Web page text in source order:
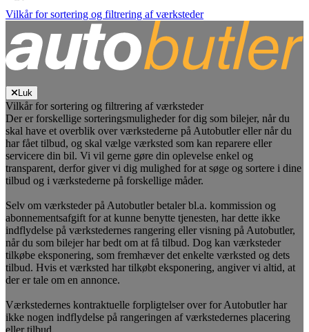
Vilkår for sortering og filtrering af værksteder
Luk
Vilkår for sortering og filtrering af værksteder
Der er forskellige sorteringsmuligheder for dig som bilejer, når du
skal have et overblik over værkstederne på Autobutler eller når du
har fået tilbud, og skal vælge værksted som kan reparere eller
servicere din bil. Vi vil gerne gøre din oplevelse enkel og
transparent, derfor giver vi dig mulighed for at søge og sortere i dine
tilbud og i værkstederne på forskellige måder.
Selv om værksteder på Autobutler betaler bl.a. kommission og
abonnementsafgift for at kunne benytte tjenesten, har dette ikke
indflydelse på værkstedernes rangering eller visning på Autobutler,
når du som bilejer har bedt om at få tilbud. Dog kan værksteder
tilkøbe eksponering, som fremhæver det enkelte værksted og dets
tilbud. Hvis et værksted har tilkøbt eksponering, angiver vi altid, at
der er tale om en annonce.
Værkstedernes kontraktuelle forpligtelser over for Autobutler har
ikke nogen indflydelse på rangeringen af værkstedernes placering